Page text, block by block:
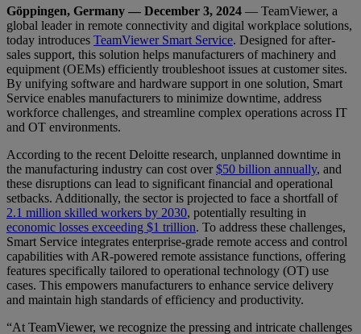
Göppingen, Germany — December 3, 2024 — TeamViewer, a
global leader in remote connectivity and digital workplace solutions,
today introduces TeamViewer Smart Service. Designed for after-
sales support, this solution helps manufacturers of machinery and
equipment (OEMs) efficiently troubleshoot issues at customer sites.
By unifying software and hardware support in one solution, Smart
Service enables manufacturers to minimize downtime, address
workforce challenges, and streamline complex operations across IT
and OT environments.
According to the recent Deloitte research, unplanned downtime in
the manufacturing industry can cost over$50 billion annually, and
these disruptions can lead to significant financial and operational
setbacks. Additionally, the sector is projected to face a shortfall of
2.1 million skilled workers by 2030, potentially resulting in
economic losses exceeding $1 trillion. To address these challenges,
Smart Service integrates enterprise-grade remote access and control
capabilities with AR-powered remote assistance functions, offering
features specifically tailored to operational technology (OT) use
cases. This empowers manufacturers to enhance service delivery
and maintain high standards of efficiency and productivity.
“At TeamViewer, we recognize the pressing and intricate challenges